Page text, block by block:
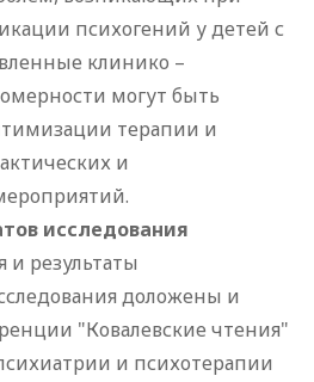
психогений у детей с
клинико –
могут быть
терапии и
и
исследования
результаты
доложены и
"Ковалевские чтения"
и психотерапии